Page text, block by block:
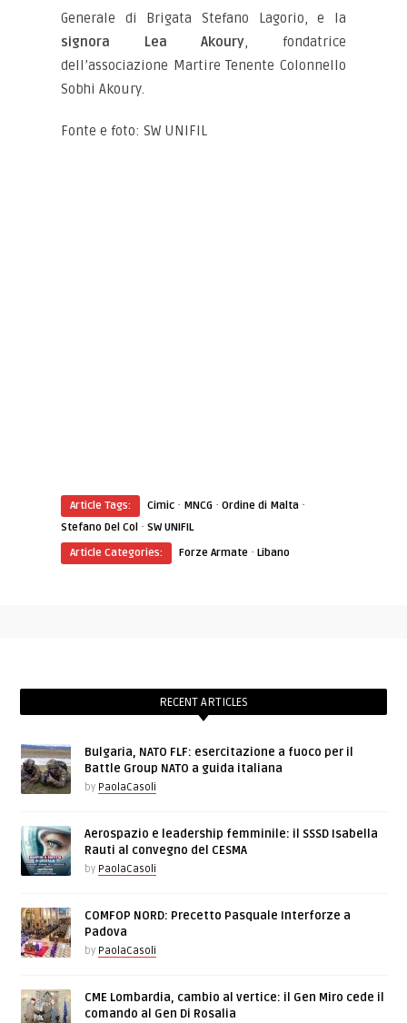
Generale di Brigata Stefano Lagorio, e la
signora Lea Akoury, fondatrice
dell’associazione Martire Tenente Colonnello
Sobhi Akoury.
Fonte e foto: SW UNIFIL
Article Tags: Cimic · MNCG ·Ordine di Malta ·
Stefano Del Col ·SW UNIFIL
Article Categories:
Forze Armate ·Libano
RECENT ARTICLES
Bulgaria, NATO FLF: esercitazione a fuoco per il
Battle Group NATO a guida italiana
by PaolaCasoli
Aerospazio e leadership femminile: il SSSD Isabella
Rauti al convegno del CESMA
by PaolaCasoli
COMFOP NORD: Precetto Pasquale Interforze a
Padova
by PaolaCasoli
CME Lombardia, cambio al vertice: il Gen Miro cede il
comando al Gen Di Rosalia